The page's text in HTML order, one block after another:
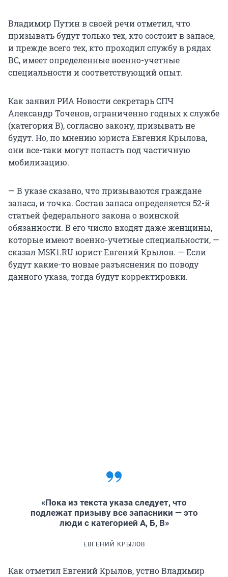
Владимир Путин в своей речи отметил, что
призывать будут только тех, кто состоит в запасе,
и прежде всего тех, кто проходил службу в рядах
ВС, имеет определенные военно-учетные
специальности и соответствующий опыт.
Как заявил РИА Новости секретарь СПЧ
Александр Точенов, ограниченно годных к службе
(категория В), согласно закону, призывать не
будут. Но, по мнению юриста Евгения Крылова,
они все-таки могут попасть под частичную
мобилизацию.
— В указе сказано, что призываются граждане
запаса, и точка. Состав запаса определяется 52-й
статьей федерального закона о воинской
обязанности. В его число входят даже женщины,
которые имеют военно-учетные специальности, —
сказал МSK1.RU юрист Евгений Крылов. — Если
будут какие-то новые разъяснения по поводу
данного указа, тогда будут корректировки.
«Пока из текста указа следует, что
подлежат призыву все запасники — это
люди с категорией А, Б, В»
ЕВГЕНИЙ КРЫЛОВ
Как отметил Евгений Крылов, устно Владимир